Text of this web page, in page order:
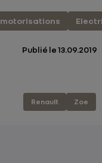
motorisations
Publié le13.09.2019
Renault Zoe